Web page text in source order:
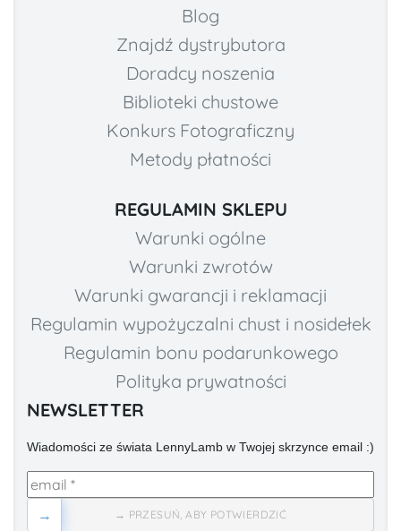
Blog
Znajdź dystrybutora
Doradcy noszenia
Biblioteki chustowe
Konkurs Fotograficzny
Metody płatności
REGULAMIN SKLEPU
Warunki ogólne
Warunki zwrotów
Warunki gwarancji i reklamacji
Regulamin wypożyczalni chust i nosidełek
Regulamin bonu podarunkowego
Polityka prywatności
NEWSLETTER
Wiadomości ze świata LennyLamb w Twojej skrzynce email :)
→ PRZESUŃ, ABY POTWIERDZIĆ
→